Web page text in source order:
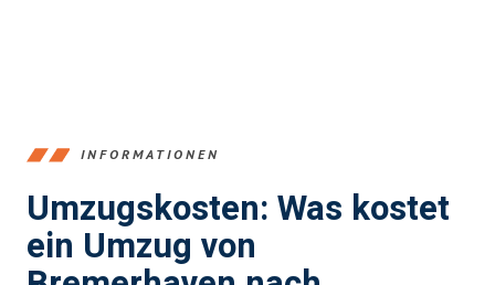
INFORMATIONEN
Umzugskosten: Was kostet
ein Umzug von